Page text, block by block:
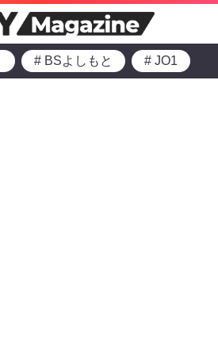
# BSよしもと # JO1